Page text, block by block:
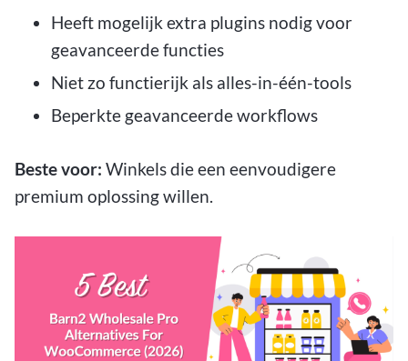
Heeft mogelijk extra plugins nodig voor
geavanceerde functies
Niet zo functierijk als alles-in-één-tools
Beperkte geavanceerde workflows
Beste voor: Winkels die een eenvoudigere
premium oplossing willen.